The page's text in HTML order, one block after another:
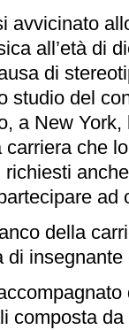
avvicinato
all’età di
di
studio del
a New
carriera che
richiesti
ad
della
di
composta